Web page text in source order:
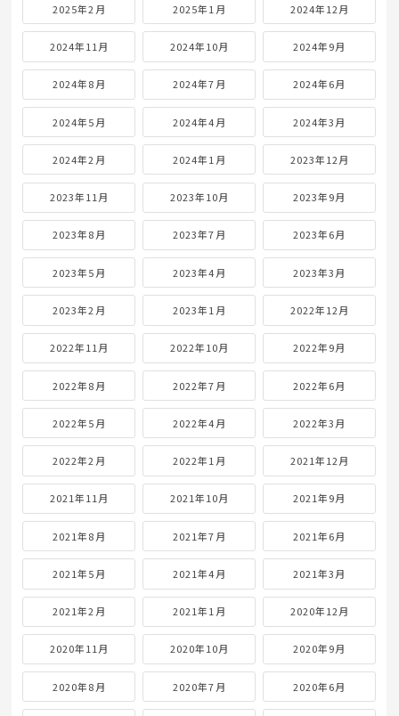
2025年2月 2025年1月 2024年12月
2024年11月 2024年10月 2024年9月
2024年8月 2024年7月 2024年6月
2024年5月 2024年4月 2024年3月
2024年2月 2024年1月 2023年12月
2023年11月 2023年10月 2023年9月
2023年8月 2023年7月 2023年6月
2023年5月 2023年4月 2023年3月
2023年2月 2023年1月 2022年12月
2022年11月 2022年10月 2022年9月
2022年8月 2022年7月 2022年6月
2022年5月 2022年4月 2022年3月
2022年2月 2022年1月 2021年12月
2021年11月 2021年10月 2021年9月
2021年8月 2021年7月 2021年6月
2021年5月 2021年4月 2021年3月
2021年2月 2021年1月 2020年12月
2020年11月 2020年10月 2020年9月
2020年8月 2020年7月 2020年6月